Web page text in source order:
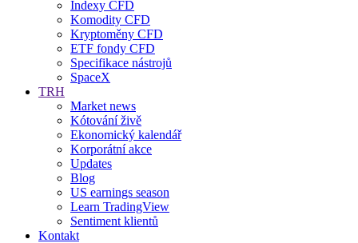
Indexy CFD
Komodity CFD
Kryptoměny CFD
ETF fondy CFD
Specifikace nástrojů
SpaceX
TRH
Market news
Kótování živě
Ekonomický kalendář
Korporátní akce
Updates
Blog
US earnings season
Learn TradingView
Sentiment klientů
Kontakt